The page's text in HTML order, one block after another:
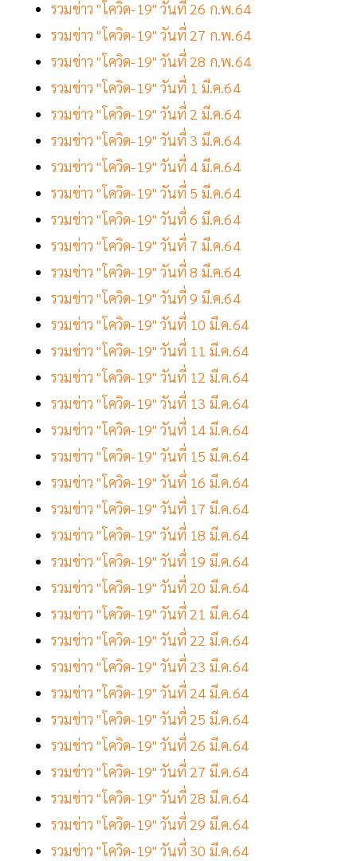
รวมข่าว "โควิด-19" วันที่ 26 ก.พ.64
รวมข่าว "โควิด-19" วันที่ 27 ก.พ.64
รวมข่าว "โควิด-19" วันที่ 28 ก.พ.64
รวมข่าว "โควิด-19" วันที่ 1 มี.ค.64
รวมข่าว "โควิด-19" วันที่ 2 มี.ค.64
รวมข่าว "โควิด-19" วันที่ 3 มี.ค.64
รวมข่าว "โควิด-19" วันที่ 4 มี.ค.64
รวมข่าว "โควิด-19" วันที่ 5 มี.ค.64
รวมข่าว "โควิด-19" วันที่ 6 มี.ค.64
รวมข่าว "โควิด-19" วันที่ 7 มี.ค.64
รวมข่าว "โควิด-19" วันที่ 8 มี.ค.64
รวมข่าว "โควิด-19" วันที่ 9 มี.ค.64
รวมข่าว "โควิด-19" วันที่ 10 มี.ค.64
รวมข่าว "โควิด-19" วันที่ 11 มี.ค.64
รวมข่าว "โควิด-19" วันที่ 12 มี.ค.64
รวมข่าว "โควิด-19" วันที่ 13 มี.ค.64
รวมข่าว "โควิด-19" วันที่ 14 มี.ค.64
รวมข่าว "โควิด-19" วันที่ 15 มี.ค.64
รวมข่าว "โควิด-19" วันที่ 16 มี.ค.64
รวมข่าว "โควิด-19" วันที่ 17 มี.ค.64
รวมข่าว "โควิด-19" วันที่ 18 มี.ค.64
รวมข่าว "โควิด-19" วันที่ 19 มี.ค.64
รวมข่าว "โควิด-19" วันที่ 20 มี.ค.64
รวมข่าว "โควิด-19" วันที่ 21 มี.ค.64
รวมข่าว "โควิด-19" วันที่ 22 มี.ค.64
รวมข่าว "โควิด-19" วันที่ 23 มี.ค.64
รวมข่าว "โควิด-19" วันที่ 24 มี.ค.64
รวมข่าว "โควิด-19" วันที่ 25 มี.ค.64
รวมข่าว "โควิด-19" วันที่ 26 มี.ค.64
รวมข่าว "โควิด-19" วันที่ 27 มี.ค.64
รวมข่าว "โควิด-19" วันที่ 28 มี.ค.64
รวมข่าว "โควิด-19" วันที่ 29 มี.ค.64
รวมข่าว "โควิด-19" วันที่ 30 มี.ค.64